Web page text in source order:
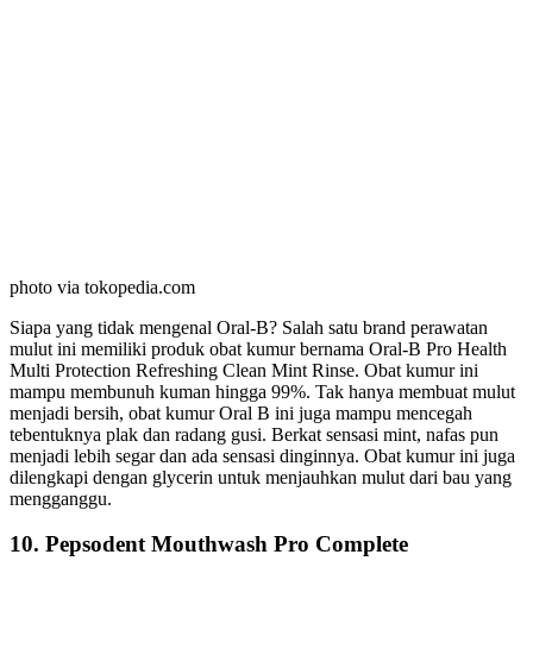
photo via tokopedia.com
Siapa yang tidak mengenal Oral-B? Salah satu brand perawatan
mulut ini memiliki produk obat kumur bernama Oral-B Pro Health
Multi Protection Refreshing Clean Mint Rinse. Obat kumur ini
mampu membunuh kuman hingga 99%. Tak hanya membuat mulut
menjadi bersih, obat kumur Oral B ini juga mampu mencegah
tebentuknya plak dan radang gusi. Berkat sensasi mint, nafas pun
menjadi lebih segar dan ada sensasi dinginnya. Obat kumur ini juga
dilengkapi dengan glycerin untuk menjauhkan mulut dari bau yang
mengganggu.
10. Pepsodent Mouthwash Pro Complete